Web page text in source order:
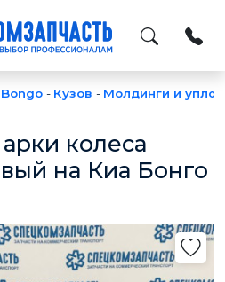
Bongo - Кузов - Молдинги и
колеса
на Киа Бонго